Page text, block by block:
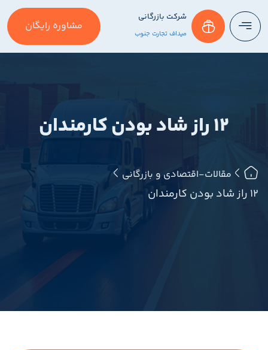
شرکت بازرگانی
میداف تجارت جنوب مشاوره رایگان
12 راز شاد بودن کارمندان
مقالات-اقتصادی و بازرگانی
12 راز شاد بودن کارمندان